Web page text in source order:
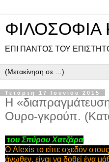
ΦΙΛΟΣΟΦΙΑ
ΕΠΙ ΠΑΝΤOΣ ΤΟΥ
Τετάρτη 17 Ιουνίου 2015
Η
Ουρο-γκρούπ.
του Σπύρου Χατζάρα
Ο Alexis το είπε σχεδόν
άνωθεν, είναι να δοθεί ένα